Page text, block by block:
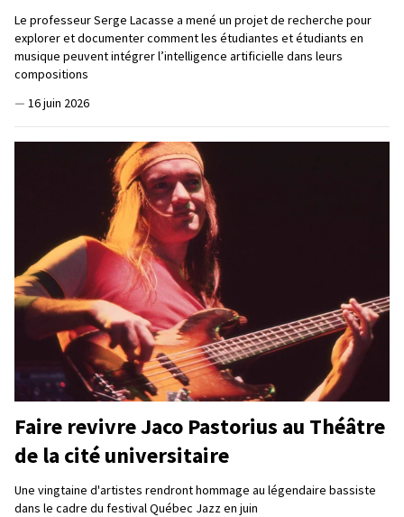
Le professeur Serge Lacasse a mené un projet de recherche pour
explorer et documenter comment les étudiantes et étudiants en
musique peuvent intégrer l’intelligence artificielle dans leurs
compositions
— 16 juin 2026
Faire revivre Jaco Pastorius au Théâtre
de la cité universitaire
Une vingtaine d'artistes rendront hommage au légendaire bassiste
dans le cadre du festival Québec Jazz en juin